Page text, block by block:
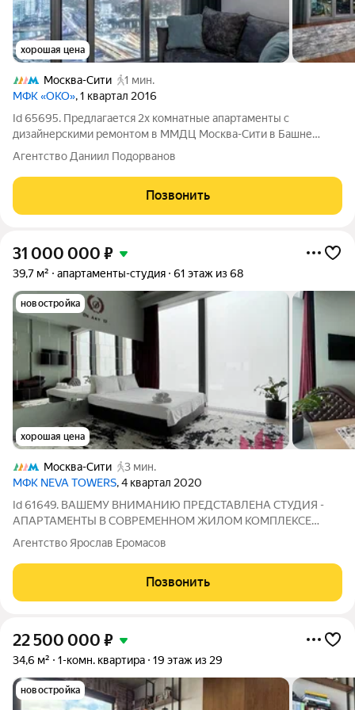
хорошая цена
Москва-Сити
1 мин.
МФК «ОКО», 1 квартал 2016
Id 65695. Предлагается 2х комнатные апартаменты с
дизайнерскими ремонтом в ММДЦ Москва-Сити в Башне
«Око». Уникальное предложение для тех, кто ценит комфорт и
современный стиль жизни. Просторныe апартаменты общей
площадью 89,5 кв. м. в престижном
Агентство Даниил Подорванов
Позвонить
31 000 000 ₽
39,7 м² апартаменты-студия 61 этаж из 68
новостройка
хорошая цена
Москва-Сити
3 мин.
МФК NEVA TOWERS, 4 квартал 2020
Id 61649. ВАШЕМУ ВНИМАНИЮ ПРЕДСТАВЛЕНА СТУДИЯ -
АПАРТАМЕНТЫ В СОВРЕМЕННОМ ЖИЛОМ КОМПЛЕКСЕ
"NEVA TOWERS" В ДЕЛОВОМ КВАРТАЛЕ "МОСКВА СИТИ".
ремонтом, расположенная на 61 этаже нового корпуса 2020
Агентство Ярослав Еромасов
Позвонить
22 500 000 ₽
34,6 м² 1-комн. квартира 19 этаж из 29
новостройка